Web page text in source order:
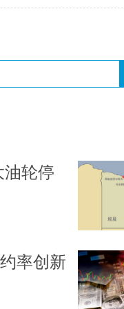
轮停
率创新